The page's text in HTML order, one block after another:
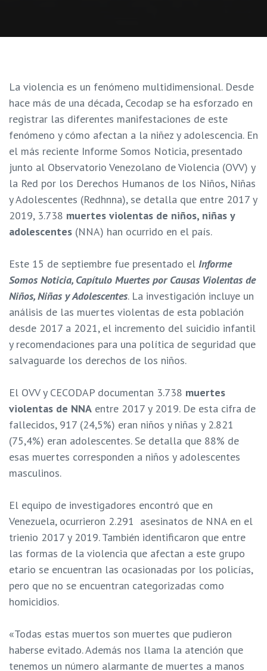
La violencia es un fenómeno multidimensional. Desde
hace más de una década, Cecodap se ha esforzado en
registrar las diferentes manifestaciones de este
fenómeno y cómo afectan a la niñez y adolescencia. En
el más reciente Informe Somos Noticia, presentado
junto al Observatorio Venezolano de Violencia (OVV) y
la Red por los Derechos Humanos de los Niños, Niñas
y Adolescentes (Redhnna), se detalla que entre 2017 y
2019, 3.738 muertes violentas de niños, niñas y
adolescentes (NNA) han ocurrido en el país.
Este 15 de septiembre fue presentado el Informe
Somos Noticia, Capítulo Muertes por Causas Violentas de
Niños, Niñas y Adolescentes. La investigación incluye un
análisis de las muertes violentas de esta población
desde 2017 a 2021, el incremento del suicidio infantil
y recomendaciones para una política de seguridad que
salvaguarde los derechos de los niños.
El OVV y CECODAP documentan 3.738 muertes
violentas de NNA entre 2017 y 2019. De esta cifra de
fallecidos, 917 (24,5%) eran niños y niñas y 2.821
(75,4%) eran adolescentes. Se detalla que 88% de
esas muertes corresponden a niños y adolescentes
masculinos.
El equipo de investigadores encontró que en
Venezuela, ocurrieron 2.291 asesinatos de NNA en el
trienio 2017 y 2019. También identificaron que entre
las formas de la violencia que afectan a este grupo
etario se encuentran las ocasionadas por los policías,
pero que no se encuentran categorizadas como
homicidios.
«Todas estas muertos son muertes que pudieron
haberse evitado. Además nos llama la atención que
tenemos un número alarmante de muertes a manos